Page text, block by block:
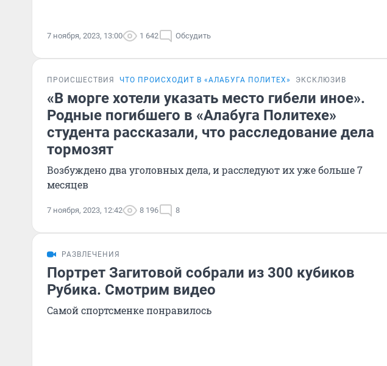
7 ноября, 2023, 13:00 1 642 Обсудить
ПРОИСШЕСТВИЯ ЧТО ПРОИСХОДИТ В «АЛАБУГА ПОЛИТЕХ» ЭКСКЛЮЗИВ
«В морге хотели указать место гибели иное».
Родные погибшего в «Алабуга Политехе»
студента рассказали, что расследование дела
тормозят
Возбуждено два уголовных дела, и расследуют их уже больше 7
месяцев
7 ноября, 2023, 12:42 8 196 8
РАЗВЛЕЧЕНИЯ
Портрет Загитовой собрали из 300 кубиков
Рубика. Смотрим видео
Самой спортсменке понравилось